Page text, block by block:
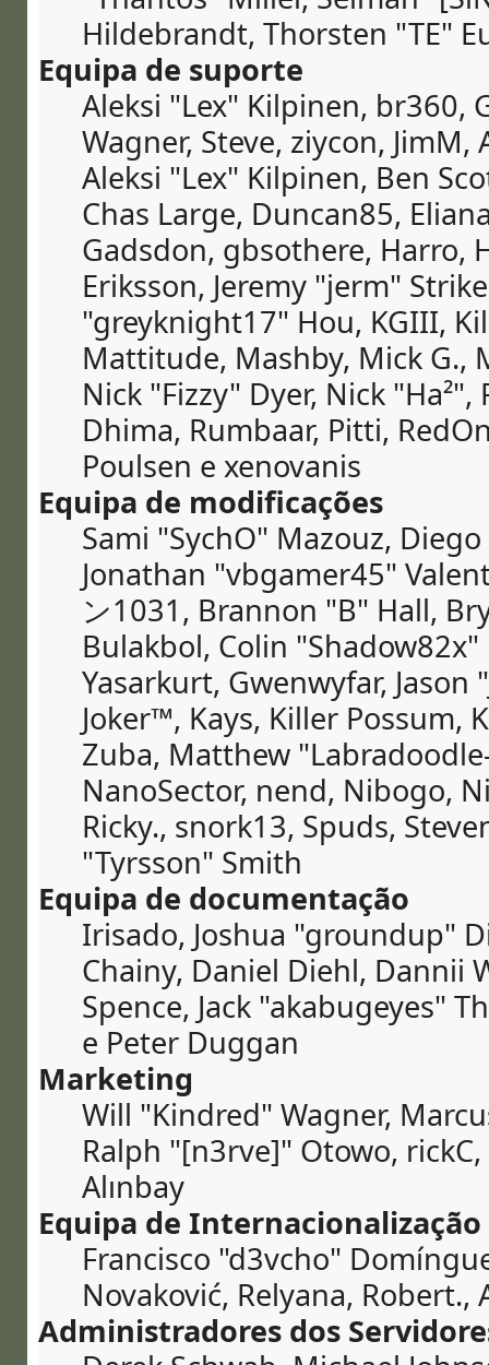
Hildebrandt, Thorsten "TE"
Equipa de suporte
Aleksi "Lex" Kilpinen, br360,
Wagner, Steve, ziycon, JimM,
Aleksi "Lex" Kilpinen, Ben
Chas Large, Duncan85,
Gadsdon, gbsothere, Harro,
Eriksson, Jeremy "jerm"
"greyknight17" Hou, KGIII,
Mattitude, Mashby, Mick G.,
Nick "Fizzy" Dyer, Nick
Dhima, Rumbaar, Pitti,
Poulsen e xenovanis
Equipa de modificações
Sami "SychO" Mazouz,
Jonathan "vbgamer45"
ン1031, Brannon "B" Hall,
Bulakbol, Colin
Yasarkurt, Gwenwyfar, Jason
Joker™, Kays, Killer Possum,
Zuba, Matthew
NanoSector, nend, Nibogo,
Ricky., snork13, Spuds,
"Tyrsson" Smith
Equipa de documentação
Irisado, Joshua "groundup"
Chainy, Daniel Diehl, Dannii
Spence, Jack "akabugeyes"
e Peter Duggan
Marketing
Will "Kindred" Wagner,
Ralph "[n3rve]" Otowo,
Alınbay
Equipa de Internacionalização
Francisco "d3vcho"
Novaković, Relyana, Robert.,
Administradores dos